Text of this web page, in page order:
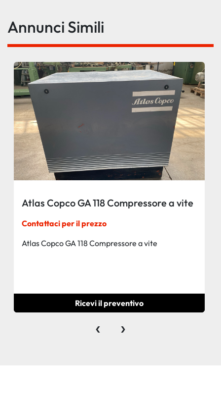
Annunci Simili
Atlas Copco GA 118 Compressore a vite
Contattaci per il prezzo
Atlas Copco GA 118 Compressore a vite
Ricevi il preventivo
‹ ›